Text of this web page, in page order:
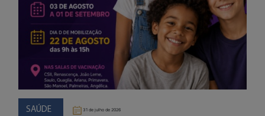
SAÚDE 31 de julho de 2026